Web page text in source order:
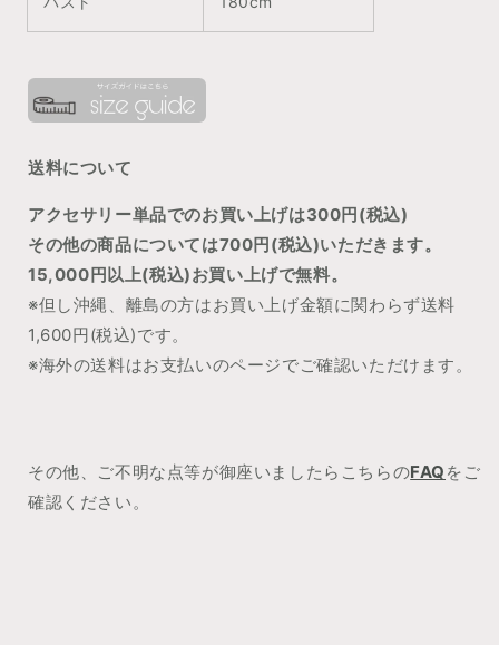
送料について
アクセサリー単品でのお買い上げは300円(税込)
その他の商品については700円(税込)いただきます。
15,000円以上(税込)お買い上げで無料。
※但し沖縄、離島の方はお買い上げ金額に関わらず送料
1,600円(税込)です。
※海外の送料はお支払いのページでご確認いただけます。
その他、ご不明な点等が御座いましたらこちらのFAQ をご
確認ください。